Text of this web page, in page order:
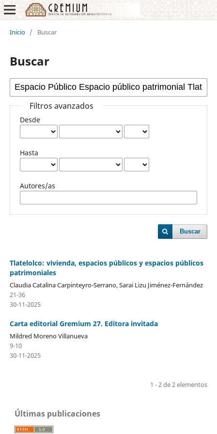
Inicio / Buscar
Buscar
Filtros avanzados
Desde
Hasta
Autores/as
Buscar
Tlatelolco: vivienda, espacios públicos y espacios públicos
patrimoniales
Claudia Catalina Carpinteyro-Serrano, Sarai Lizu Jiménez-Fernández
21-36
30-11-2025
Carta editorial Gremium 27. Editora invitada
Mildred Moreno Villanueva
9-10
30-11-2025
1 - 2 de 2 elementos
Últimas publicaciones